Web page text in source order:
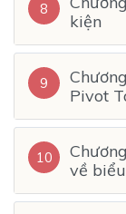
8
kiện
9
Pivot
10
về